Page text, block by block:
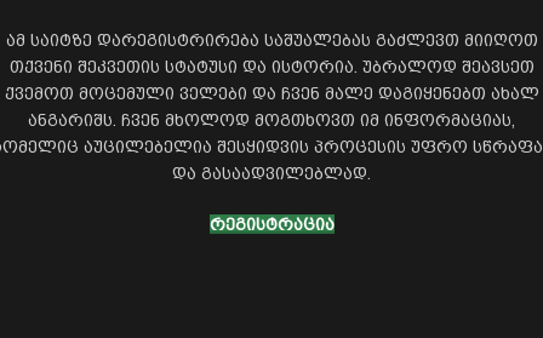
ამ საიტზე დარეგისტრირება საშუალებას გაძლევთ მიიღოთ
თქვენი შეკვეთის სტატუსი და ისტორია. უბრალოდ შეავსეთ
ქვემოთ მოცემული ველები და ჩვენ მალე დაგიყენებთ ახალ
ანგარიშს. ჩვენ მხოლოდ მოგთხოვთ იმ ინფორმაციას,
აუცილებელია შესყიდვის პროცესის უფრო
და გასაადვილებლად.
ᲠᲔᲒᲘᲡᲢᲠᲐᲪᲘᲐ